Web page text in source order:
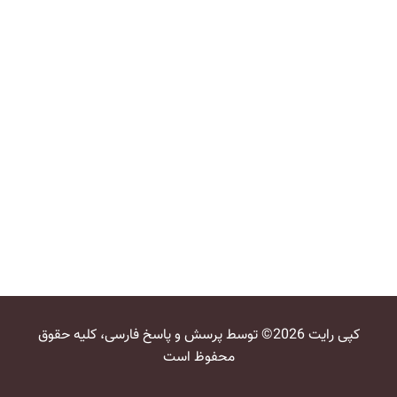
کپی رایت 2026© توسط پرسش و پاسخ فارسی، کلیه حقوق
محفوظ است